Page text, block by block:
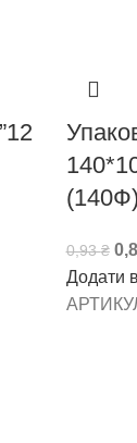
(140Ф)
0,93₴
Додати